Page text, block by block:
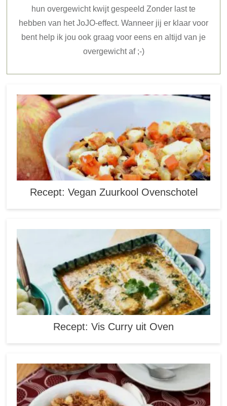
hun overgewicht kwijt gespeeld Zonder last te
hebben van het JoJO-effect. Wanneer jij er klaar voor
bent help ik jou ook graag voor eens en altijd van je
overgewicht af ;-)
Recept: Vegan Zuurkool Ovenschotel
Recept: Vis Curry uit Oven